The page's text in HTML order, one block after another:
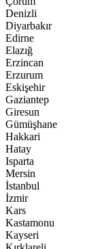
Denizli
Diyarbakır
Edirne
Elazığ
Erzincan
Erzurum
Eskişehir
Gaziantep
Giresun
Gümüşhane
Hakkari
Hatay
Isparta
Mersin
İstanbul
İzmir
Kars
Kastamonu
Kayseri